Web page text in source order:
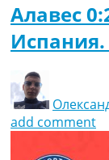
Алавес
add comment